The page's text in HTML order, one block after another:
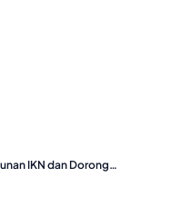
IKN dan Dorong…